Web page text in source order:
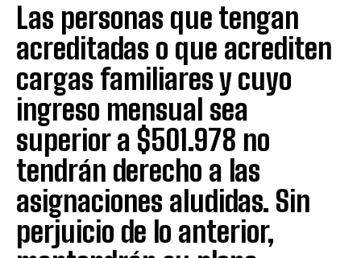
Las personas que tengan
acreditadas o que acrediten
cargas familiares y cuyo
ingreso mensual sea
superior a $501.978 no
tendrán derecho a las
asignaciones aludidas. Sin
perjuicio de lo anterior,